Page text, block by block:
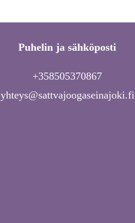
Puhelin ja sähköposti
+358505370867
yhteys@sattvajoogaseinajoki.fi